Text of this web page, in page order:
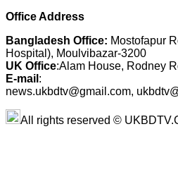
Office Address
Bangladesh Office: Mostofapur
Hospital), Moulvibazar-3200
UK Office:Alam House, Rodney
E-mail :
news.ukbdtv@gmail.com,
All rights reserved ©